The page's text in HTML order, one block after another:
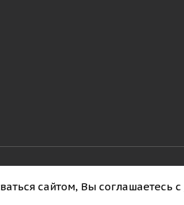
Политика конфиденциальности
сайтом, Вы соглашаетесь с